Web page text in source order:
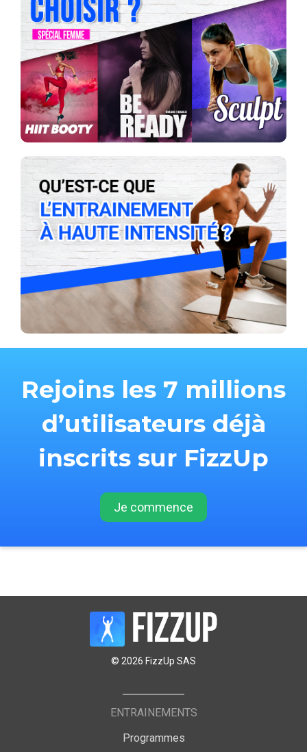
Rejoins les 7 millions
d’utilisateurs déjà
inscrits sur FizzUp
Je commence
© 2026 FizzUp SAS
ENTRAINEMENTS
Programmes